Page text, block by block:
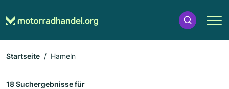
Startseite Hameln
18 Suchergebnisse für